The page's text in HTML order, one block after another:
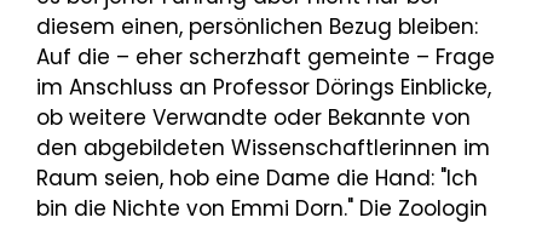
diesem einen, persönlichen Bezug bleiben:
Auf die – eher scherzhaft gemeinte – Frage
im Anschluss an Professor Dörings Einblicke,
ob weitere Verwandte oder Bekannte von
den abgebildeten Wissenschaftlerinnen im
Raum seien, hob eine Dame die Hand: "Ich
bin die Nichte von Emmi Dorn." Die Zoologin